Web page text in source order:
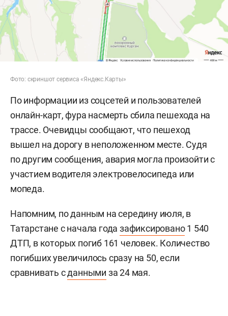
Фото: скриншот сервиса «Яндекс.Карты»
По информации из соцсетей и пользователей
онлайн-карт, фура насмерть сбила пешехода на
трассе. Очевидцы сообщают, что пешеход
вышел на дорогу в неположенном месте. Судя
по другим сообщения, авария могла произойти с
участием водителя электровелосипеда или
мопеда.
Напомним, по данным на середину июля, в
Татарстане с начала годазафиксировано1 540
ДТП, в которых погиб 161 человек. Количество
погибших увеличилось сразу на 50, если
сравнивать сданными за 24 мая.